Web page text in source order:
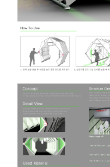
과
과